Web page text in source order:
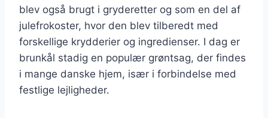
blev også brugt i gryderetter og som en del af
julefrokoster, hvor den blev tilberedt med
forskellige krydderier og ingredienser. I dag er
brunkål stadig en populær grøntsag, der findes
i mange danske hjem, især i forbindelse med
festlige lejligheder.